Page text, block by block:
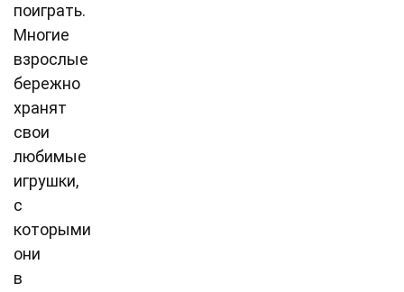
поиграть.
Многие
взрослые
бережно
хранят
свои
любимые
игрушки,
с
которыми
они
в